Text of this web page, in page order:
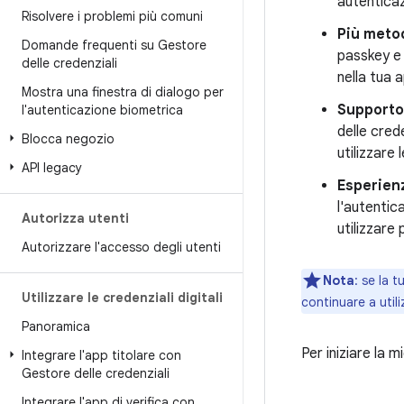
Risolvere i problemi più comuni
Domande frequenti su Gestore
delle credenziali
Mostra una finestra di dialogo per
l'autenticazione biometrica
Blocca negozio
API legacy
Autorizza utenti
Autorizzare l'accesso degli utenti
Utilizzare le credenziali digitali
Panoramica
Integrare l'app titolare con
Gestore delle credenziali
Più
passkey
nella tua
delle
utilizzare
utilizzare
Nota: se la
continuare a
Per iniziare la